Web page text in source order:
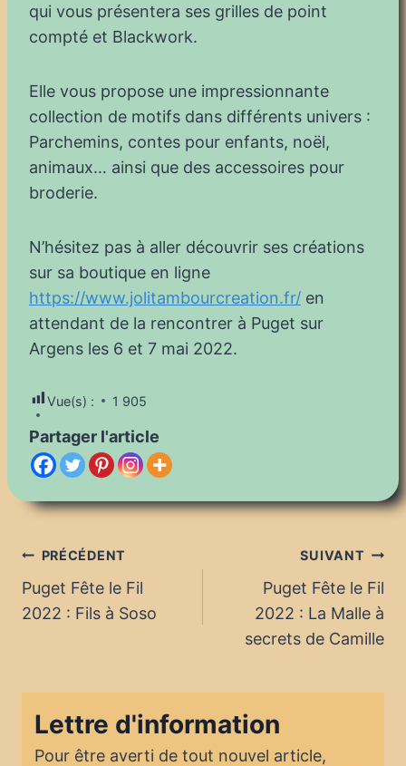
qui vous présentera ses grilles de point
compté et Blackwork.
Elle vous propose une impressionnante
collection de motifs dans différents univers :
Parchemins, contes pour enfants, noël,
animaux… ainsi que des accessoires pour
broderie.
N’hésitez pas à aller découvrir ses créations
sur sa boutique en ligne
https://www.jolitambourcreation.fr/ en
attendant de la rencontrer à Puget sur
Argens les 6 et 7 mai 2022.
Vue(s) : 1 905
Partager l'article
Navigation
de
PRÉCÉDENT
Puget Fête le Fil
2022 : Fils à Soso
SUIVANT
Puget Fête le Fil
2022 : La Malle à
secrets de Camille
Lettre d'information
Pour être averti de tout nouvel article,